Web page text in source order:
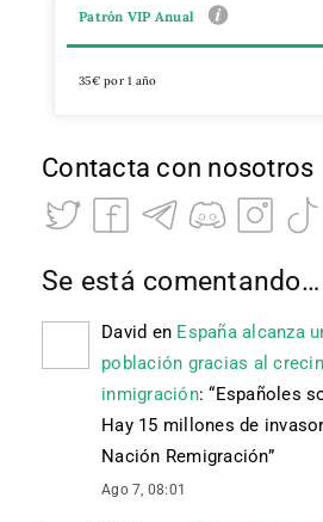
Patrón VIP Anual
35€ por 1 año
Contacta con nosotros
Se está comentando…
David en España alcanza
población gracias al
inmigración: “Españoles
Hay 15 millones de
Nación Remigración”
Ago 7, 08:01